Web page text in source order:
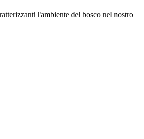
l'ambiente del bosco nel nostro